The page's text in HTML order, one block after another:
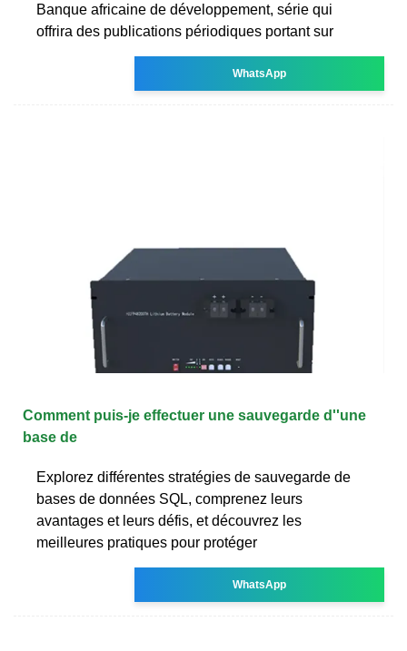
Banque africaine de développement, série qui
offrira des publications périodiques portant sur
WhatsApp
Comment puis-je effectuer une sauvegarde d''une
base de
Explorez différentes stratégies de sauvegarde de
bases de données SQL, comprenez leurs
avantages et leurs défis, et découvrez les
meilleures pratiques pour protéger
WhatsApp